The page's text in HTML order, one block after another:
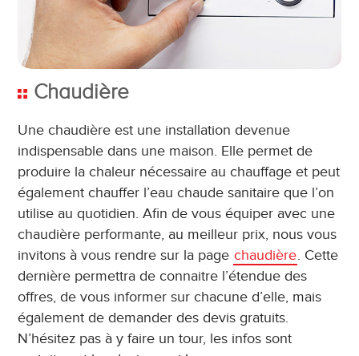
Chaudière
Une chaudière est une installation devenue
indispensable dans une maison. Elle permet de
produire la chaleur nécessaire au chauffage et peut
également chauffer l’eau chaude sanitaire que l’on
utilise au quotidien. Afin de vous équiper avec une
chaudière performante, au meilleur prix, nous vous
invitons à vous rendre sur la page chaudière. Cette
dernière permettra de connaitre l’étendue des
offres, de vous informer sur chacune d’elle, mais
également de demander des devis gratuits.
N’hésitez pas à y faire un tour, les infos sont